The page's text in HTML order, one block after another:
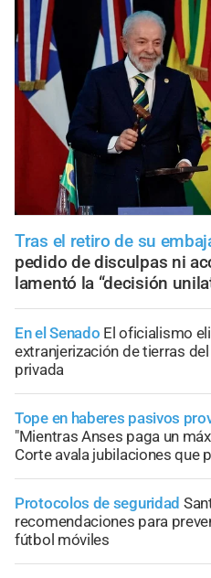
Tras el retiro de su
pedido de disculpas ni
lamentó la “decisión
En el Senado El oficialismo
extranjerización de tierras
privada
Tope en haberes pasivos
"Mientras Anses paga un
Corte avala jubilaciones que
Protocolos de seguridad
recomendaciones para
fútbol móviles